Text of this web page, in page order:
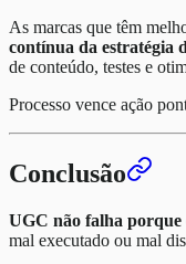
As marcas que têm
contínua da estratégia
de conteúdo, testes e
Processo vence ação
Conclusão
UGC não falha porque
mal executado ou mal